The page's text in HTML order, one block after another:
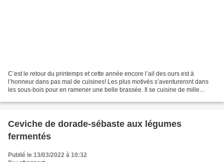
C’est le retour du printemps et cette année encore l’ail des ours est à
l’honneur dans pas mal de cuisines! Les plus motivés s’aventureront dans
les sous-bois pour en ramener une belle brassée. Il se cuisine de mille
Ceviche de dorade-sébaste aux légumes
fermentés
Publié le 13/03/2022 à 10:32